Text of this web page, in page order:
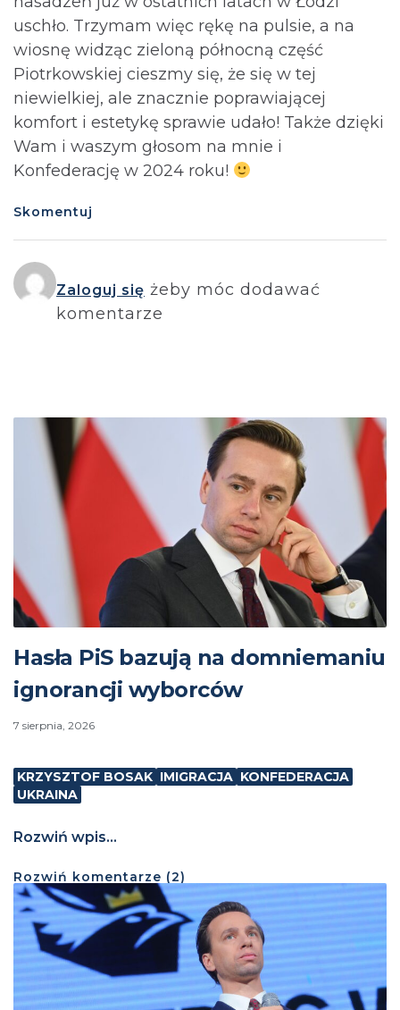
uschło. Trzymam więc rękę na pulsie, a na
wiosnę widząc zieloną północną część
Piotrkowskiej cieszmy się, że się w tej
niewielkiej, ale znacznie poprawiającej
komfort i estetykę sprawie udało! Także dzięki
Wam i waszym głosom na mnie i
Konfederację w 2024 roku!
Skomentuj
Zaloguj się żeby móc dodawać
komentarze
Hasła PiS bazują na domniemaniu
ignorancji wyborców
7 sierpnia, 2026
KRZYSZTOF BOSAK IMIGRACJA KONFEDERACJA
UKRAINA
Rozwiń wpis...
Rozwiń komentarze (2)